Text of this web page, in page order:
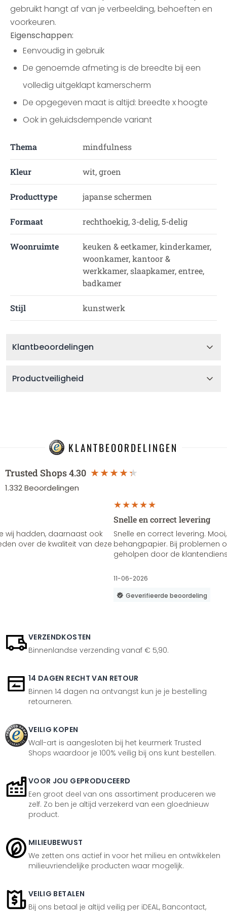
gebruikt hangt af van je verbeelding, behoeften en
voorkeuren.
Eigenschappen:
Eenvoudig in gebruik
De genoemde afmeting is de breedte bij een
volledig uitgeklapt kamerscherm
De opgegeven maat is altijd: breedte x hoogte
Ook in geluidsdempende variant
Thema mindfulness
Kleur wit, groen
Producttype japanse schermen
Formaat rechthoekig, 3-delig, 5-delig
Woonruimte
keuken & eetkamer, kinderkamer,
woonkamer, kantoor &
werkkamer, slaapkamer, entree,
badkamer
Stijl kunstwerk
Klantbeoordelingen
Productveiligheid
KLANTBEOORDELINGEN
Trusted Shops4.30
1.332Beoordelingen
wij hadden, daarnaast ook
over de kwaliteit van deze
Snelle en correct levering
Snelle en correct levering.
behangpapier. Bij problemen
geholpen door de
11-06-2026
Geverifieerde beoordeling
VERZENDKOSTEN
Binnenlandse verzending vanaf € 5,90.
14 DAGEN RECHT VAN RETOUR
Binnen 14 dagen na ontvangst kun je je bestelling
retourneren.
VEILIG KOPEN
Wall-art is aangesloten bij het keurmerk Trusted
Shops waardoor je 100% veilig bij ons kunt bestellen.
VOOR JOU GEPRODUCEERD
Een groot deel van ons assortiment produceren we
zelf. Zo ben je altijd verzekerd van een gloednieuw
product.
MILIEUBEWUST
We zetten ons actief in voor het milieu en ontwikkelen
milieuvriendelijke producten waar mogelijk.
VEILIG BETALEN
Bij ons betaal je altijd veilig per iDEAL, Bancontact,